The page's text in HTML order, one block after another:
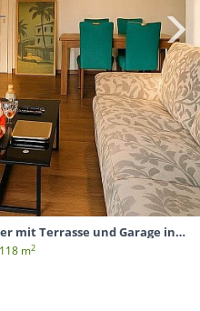
mit Terrasse und Garage in
m2